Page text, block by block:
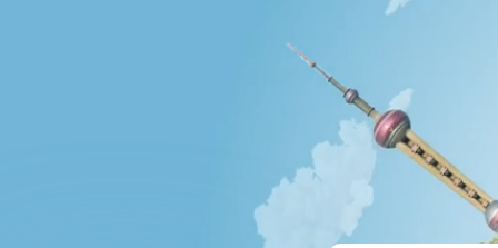
ביטוח נסיעות לתרמילאים
ביטוח נסיעות עסקיות
ביטוח נסיעות לשייט הפלגה